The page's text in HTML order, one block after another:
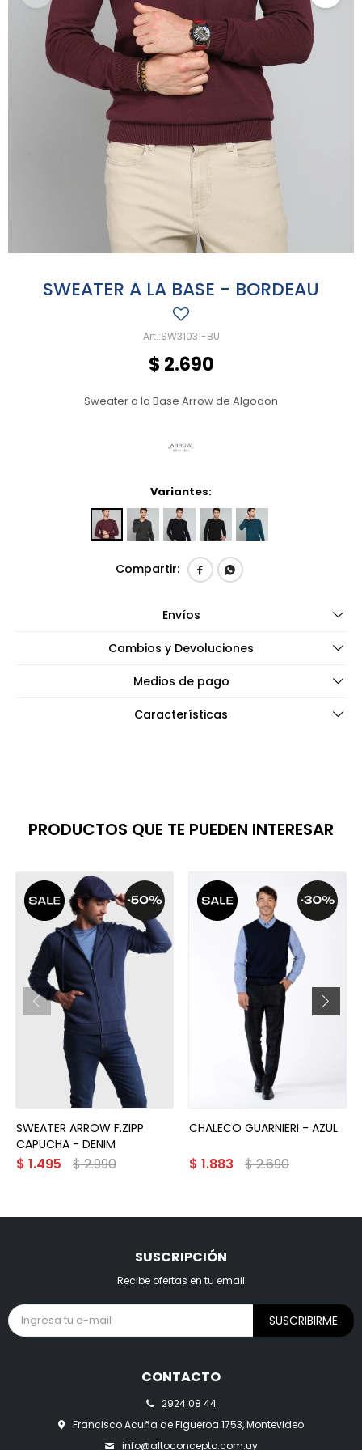
SWEATER A LA BASE - BORDEAU
SW31031-BU
$ 2.690
Sweater a la Base Arrow de Algodon
Variantes:
 
Envíos
Cambios y Devoluciones
Medios de pago
Características
PRODUCTOS QUE TE PUEDEN INTERESAR
SWEATER ARROW F.ZIPP
CAPUCHA - DENIM
$ 1.495 $2.990
CHALECO GUARNIERI - AZUL
$ 1.883 $2.690
CONTACTO
2924 08 44
Francisco Acuña de Figueroa 1753, Montevideo
info@altoconcepto.com.uy
SUSCRIPCIÓN
Recibe ofertas en tu email
SUSCRIBIRME